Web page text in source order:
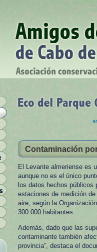
Contaminación
El Levante almeriense es
aunque no es el único
los datos hechos
estaciones de medición
aire, según la
300.000 habitantes.
Además, dado que las
contaminante también
provincia”, destaca el